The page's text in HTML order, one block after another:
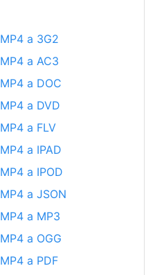
MP4 a 3G2
MP4 a AC3
MP4 a DOC
MP4 a DVD
MP4 a FLV
MP4 a IPAD
MP4 a IPOD
MP4 a JSON
MP4 a MP3
MP4 a OGG
MP4 a PDF